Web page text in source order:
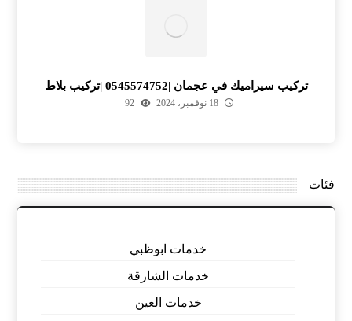
تركيب سيراميك في عجمان |0545574752 |تركيب بلاط
18 نوفمبر، 2024 92
فئات
خدمات ابوظبي
خدمات الشارقة
خدمات العين